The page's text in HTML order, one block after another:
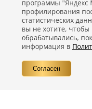
Политика
Правовая информация
Контакты
программы "Яндекс
профилирования
статистических
вы не хотите,
обрабатывались,
информация в
Согласен